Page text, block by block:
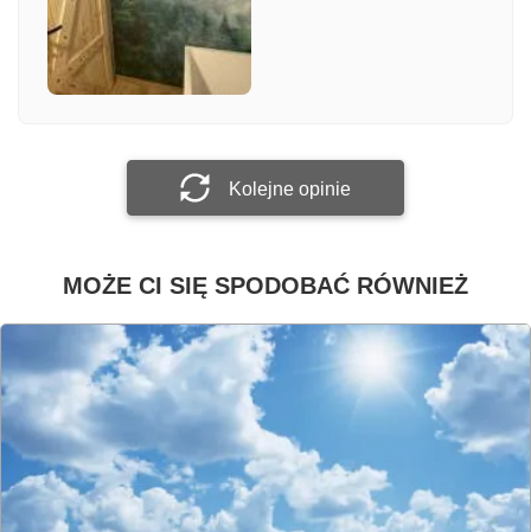
Załącz zdjęcie
Kolejne opinie
MOŻE CI SIĘ SPODOBAĆ RÓWNIEŻ